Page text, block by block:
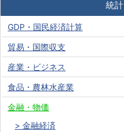
統
GDP・国民経済計算
貿易・国際収支
産業・ビジネス
食品・農林水産業
金融・物価
金融経済